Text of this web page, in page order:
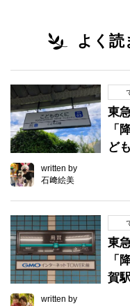
よく読
東
「
ど
written by
石﨑絵美
東
「
賀
written by